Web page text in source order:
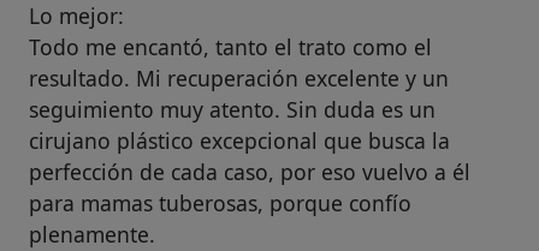
Lo mejor:
Todo me encantó, tanto el trato como el
resultado. Mi recuperación excelente y un
seguimiento muy atento. Sin duda es un
cirujano plástico excepcional que busca la
perfección de cada caso, por eso vuelvo a él
para mamas tuberosas, porque confío
plenamente.